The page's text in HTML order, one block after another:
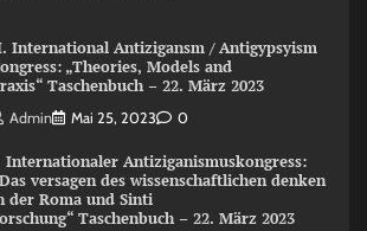
International Antizigansm / Antigypsyism
„Theories, Models and
Taschenbuch – 22. März 2023
Admin Mai 25, 2023 0
Internationaler Antiziganismuskongress:
versagen des wissenschaftlichen denken
der Roma und Sinti
Taschenbuch – 22. März 2023